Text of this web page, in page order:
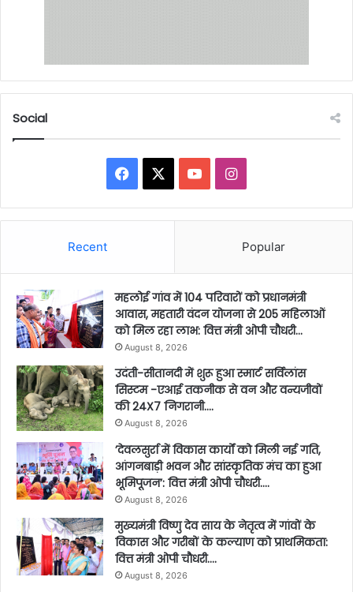
Social
Facebook YouTubeInstagram
Recent Popular
महलोई गांव में 104 परिवारों को प्रधानमंत्री
आवास, महतारी वंदन योजना से 205 महिलाओं
को मिल रहा लाभ: वित्त मंत्री ओपी चौधरी…
August 8, 2026
उदंती-सीतानदी में शुरू हुआ स्मार्ट सर्विलांस
सिस्टम -एआई तकनीक से वन और वन्यजीवों
की 24X7 निगरानी….
August 8, 2026
’देवलसुर्रा में विकास कार्यों को मिली नई गति,
आंगनबाड़ी भवन और सांस्कृतिक मंच का हुआ
भूमिपूजन’: वित्त मंत्री ओपी चौधरी….
August 8, 2026
मुख्यमंत्री विष्णु देव साय के नेतृत्व में गांवों के
विकास और गरीबों के कल्याण को प्राथमिकता:
वित्त मंत्री ओपी चौधरी….
August 8, 2026